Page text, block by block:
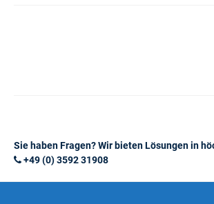
Sie haben Fragen? Wir bieten Lösungen in
+49 (0) 3592 31908